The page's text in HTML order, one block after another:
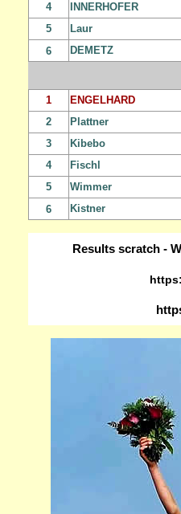
4
INNERHOFER
5
Laur
6
DEMETZ
1
ENGELHARD
2
Plattner
3
Kibebo
4
Fischl
5
Wimmer
6
Kistner
Results scratch -